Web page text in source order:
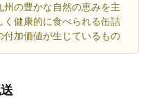
の豊かな自然の恵みを主
く健康的に食べられる缶詰
付加価値が生じているもの